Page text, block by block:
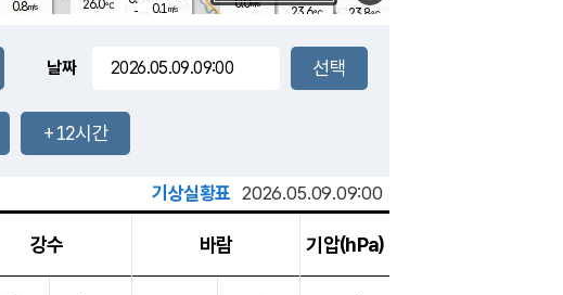
23.6℃
-mm
0.8m/s m/s
장호원
26.0℃ - mm
23.8℃
0.1 m/s
날짜
+12시간
기상실황표 2026.05.09.09:00
강수 바람 기압(hPa)